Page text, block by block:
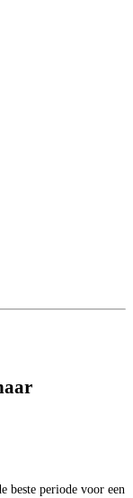
beste periode voor een